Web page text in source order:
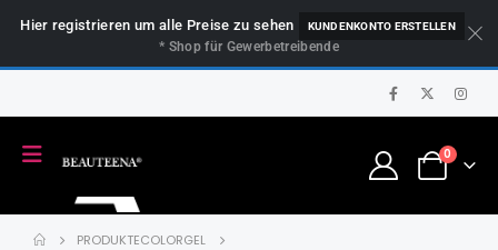
Hier registrieren um alle Preise zu sehen KUNDENKONTO ERSTELLEN
* Shop für Gewerbetreibende
0
PRODUKTECOLORGEL